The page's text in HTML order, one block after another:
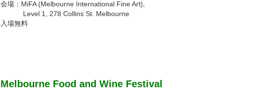
会場：MiFA (Melbourne International Fine Art),
Level 1, 278 Collins St. Melbourne
入場無料
Melbourne Food and Wine Festival